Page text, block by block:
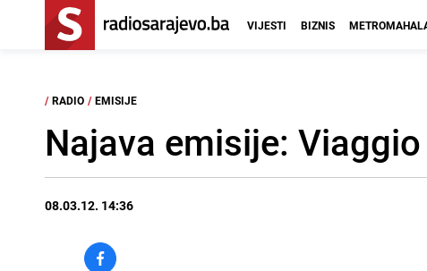
VIJESTI BIZNIS
/ RADIO / EMISIJE
Najava emisije:
08.03.12. 14:36